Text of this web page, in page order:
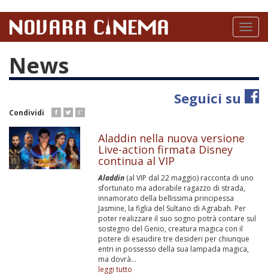
contenuto
Toggle
News
Seguici su
Condividi
Aladdin nella nuova versione
Live-action firmata Disney
continua al VIP
Aladdin (al VIP dal 22 maggio) racconta di uno
sfortunato ma adorabile ragazzo di strada,
innamorato della bellissima principessa
Jasmine, la figlia del Sultano di Agrabah. Per
poter realizzare il suo sogno potrà contare sul
sostegno del Genio, creatura magica con il
potere di esaudire tre desideri per chiunque
entri in possesso della sua lampada magica,
ma dovrà...
leggi tutto